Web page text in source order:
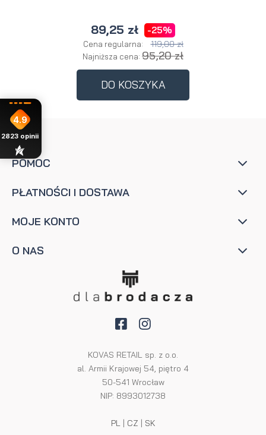
89,25 zł -25%
Cena regularna: 119,00 zł
Najniższa cena: 95,20 zł
DO KOSZYKA
POMOC
PŁATNOŚCI I DOSTAWA
MOJE KONTO
O NAS
KOVAS RETAIL sp. z o.o.
al. Armii Krajowej 54, piętro 4
50-541 Wrocław
NIP: 8993012738
PL | CZ | SK
4.9
2823 opinii